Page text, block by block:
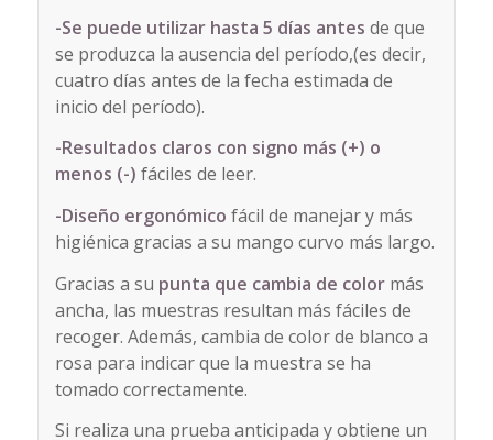
-Se puede utilizar hasta 5 días antes de que
se produzca la ausencia del período,(es decir,
cuatro días antes de la fecha estimada de
inicio del período).
-Resultados claros con signo más (+) o
menos (-) fáciles de leer.
-Diseño ergonómico fácil de manejar y más
higiénica gracias a su mango curvo más largo.
Gracias a su punta que cambia de colormás
ancha, las muestras resultan más fáciles de
recoger. Además, cambia de color de blanco a
rosa para indicar que la muestra se ha
tomado correctamente.
Si realiza una prueba anticipada y obtiene un